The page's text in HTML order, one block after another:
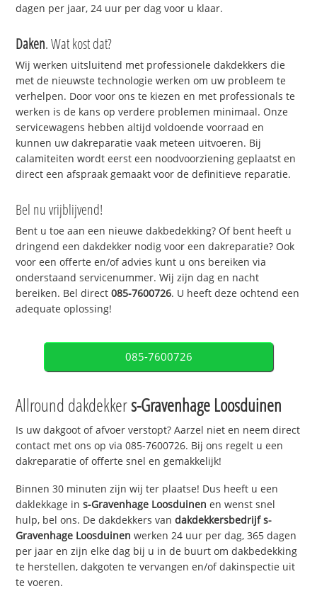
dagen per jaar, 24 uur per dag voor u klaar.
Daken. Wat kost dat?
Wij werken uitsluitend met professionele dakdekkers die
met de nieuwste technologie werken om uw probleem te
verhelpen. Door voor ons te kiezen en met professionals te
werken is de kans op verdere problemen minimaal. Onze
servicewagens hebben altijd voldoende voorraad en
kunnen uw dakreparatie vaak meteen uitvoeren. Bij
calamiteiten wordt eerst een noodvoorziening geplaatst en
direct een afspraak gemaakt voor de definitieve reparatie.
Bel nu vrijblijvend!
Bent u toe aan een nieuwe dakbedekking? Of bent heeft u
dringend een dakdekker nodig voor een dakreparatie? Ook
voor een offerte en/of advies kunt u ons bereiken via
onderstaand servicenummer. Wij zijn dag en nacht
bereiken. Bel direct085-7600726. U heeft deze ochtend een
adequate oplossing!
085-7600726
Allround dakdekkers-Gravenhage Loosduinen
Is uw dakgoot of afvoer verstopt? Aarzel niet en neem direct
contact met ons op via 085-7600726. Bij ons regelt u een
dakreparatie of offerte snel en gemakkelijk!
Binnen 30 minuten zijn wij ter plaatse! Dus heeft u een
daklekkage ins-Gravenhage Loosduinen en wenst snel
hulp, bel ons. De dakdekkers vandakdekkersbedrijfs-
Gravenhage Loosduinen werken 24 uur per dag, 365 dagen
per jaar en zijn elke dag bij u in de buurt om dakbedekking
te herstellen, dakgoten te vervangen en/of dakinspectie uit
te voeren.